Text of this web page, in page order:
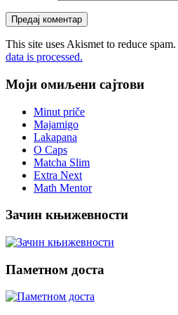
This site uses Akismet to reduce spam.
data is processed.
Моји омиљени сајтови
Minut priče
Majamigo
Lakapana
O Caps
Matcha Slim
Extra Next
Math Mentor
Зачин књижевности
Паметном доста